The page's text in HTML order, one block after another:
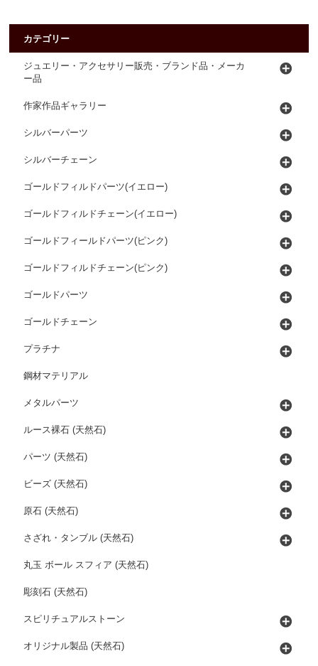
カテゴリー
ジュエリー・アクセサリー販売・ブランド品・メーカ
ー品
作家作品ギャラリー
シルバーパーツ
シルバーチェーン
ゴールドフィルドパーツ(イエロー)
ゴールドフィルドチェーン(イエロー)
ゴールドフィールドパーツ(ピンク)
ゴールドフィルドチェーン(ピンク)
ゴールドパーツ
ゴールドチェーン
プラチナ
鋼材マテリアル
メタルパーツ
ルース裸石 (天然石)
パーツ (天然石)
ビーズ (天然石)
原石 (天然石)
さざれ・タンブル (天然石)
丸玉 ボール スフィア (天然石)
彫刻石 (天然石)
スピリチュアルストーン
オリジナル製品 (天然石)